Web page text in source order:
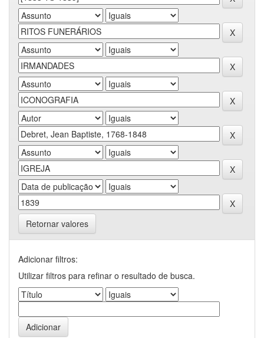
Retornar valores
Adicionar filtros:
Utilizar filtros para refinar o resultado de busca.